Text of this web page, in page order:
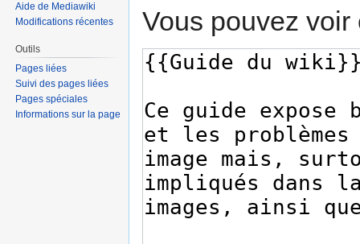
Vous pouvez
Aide de Mediawiki
Modifications récentes
Outils
Pages liées
Suivi des pages liées
Pages spéciales
Informations sur la page